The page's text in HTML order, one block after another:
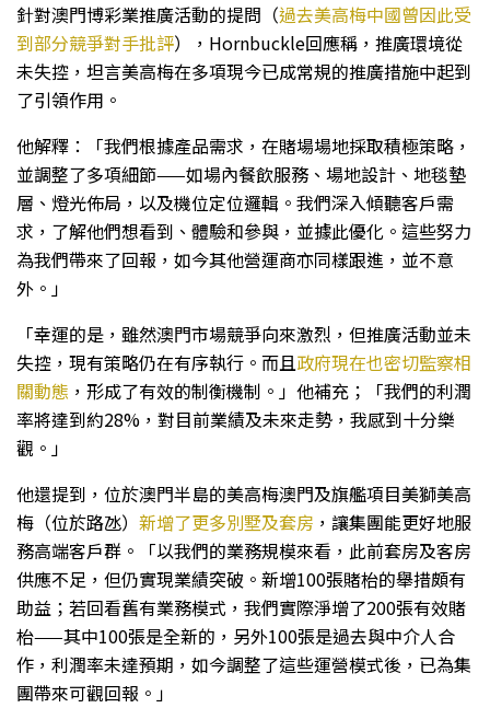
針對澳門博彩業推廣活動的提問（過去美高梅中國曾因此受
到部分競爭對手批評），Hornbuckle回應稱，推廣環境從
未失控，坦言美高梅在多項現今已成常規的推廣措施中起到
了引領作用。
他解釋：「我們根據產品需求，在賭場場地採取積極策略，
並調整了多項細節——如場內餐飲服務、場地設計、地毯墊
層、燈光佈局，以及機位定位邏輯。我們深入傾聽客戶需
求，了解他們想看到、體驗和參與，並據此優化。這些努力
為我們帶來了回報，如今其他營運商亦同樣跟進，並不意
外。」
「幸運的是，雖然澳門市場競爭向來激烈，但推廣活動並未
失控，現有策略仍在有序執行。而且政府現在也密切監察相
關動態 ，形成了有效的制衡機制。」他補充；「我們的利潤
率將達到約28%，對目前業績及未來走勢，我感到十分樂
觀。」
他還提到，位於澳門半島的美高梅澳門及旗艦項目美獅美高
梅（位於路氹） 新增了更多別墅及套房 ，讓集團能更好地服
務高端客戶群。「以我們的業務規模來看，此前套房及客房
供應不足，但仍實現業績突破。新增100張賭枱的舉措頗有
助益；若回看舊有業務模式，我們實際淨增了200張有效賭
枱——其中100張是全新的，另外100張是過去與中介人合
作，利潤率未達預期，如今調整了這些運營模式後，已為集
團帶來可觀回報。」